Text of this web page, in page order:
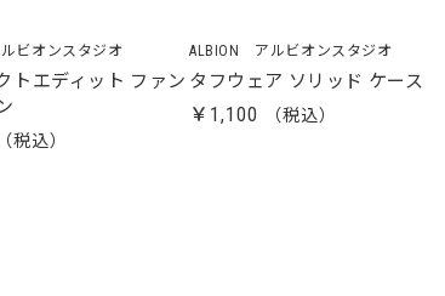
ビオンスタジオ
トエディット ファン
ALBION アルビオンスタジオ
タフウェア ソリッド ケース
￥1,100